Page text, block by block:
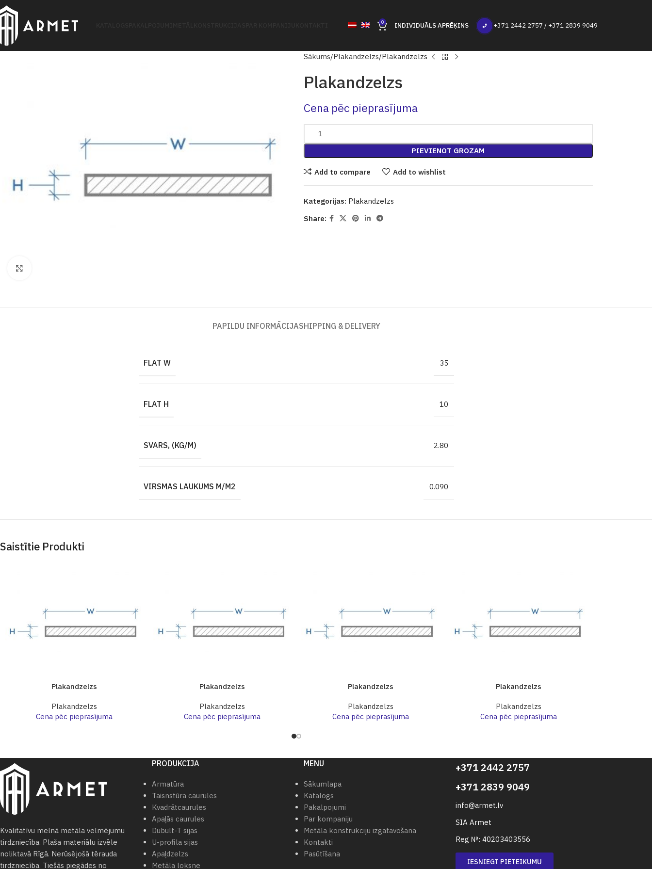
0 INDIVIDUĀLS APRĒĶINS +371 2442 2757 / +371 2839 9049
Sākums Plakandzelzs Plakandzelzs
Plakandzelzs
Cena pēc pieprasījuma
PIEVIENOT GROZAM
Add to compare Add to wishlist
Kategorijas: Plakandzelzs
Share:
PAPILDU INFORMĀCIJASHIPPING & DELIVERY
FLAT W 35
FLAT H 10
SVARS, (KG/M) 2.80
VIRSMAS LAUKUMS M/M2 0.090
Saistītie Produkti
Plakandzelzs
Plakandzelzs
Cena pēc pieprasījuma
Plakandzelzs
Plakandzelzs
Cena pēc pieprasījuma
Plakandzelzs
Plakandzelzs
Cena pēc pieprasījuma
Plakandzelzs
Plakandzelzs
Cena pēc pieprasījuma
Kvalitatīvu melnā metāla velmējumu
tirdzniecība. Plaša materiālu izvēle
noliktavā Rīgā. Nerūsējošā tērauda
tirdzniecība. Tiešās piegādes no
PRODUKCIJA
Armatūra
Taisnstūra caurules
Кvadrātcaurules
Apaļās caurules
Dubult-T sijas
U-profila sijas
Apaļdzelzs
Metāla loksne
MENU
Sākumlapa
Katalogs
Pakalpojumi
Par kompaniju
Metāla konstrukciju izgatavošana
Kontakti
Pasūtīšana
+371 2442 2757
+371 2839 9049
info@armet.lv
SIA Armet
Reg №: 40203403556
IESNIEGT PIETEIKUMU